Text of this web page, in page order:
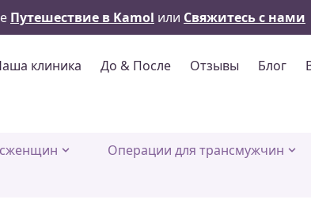
Путешествие в Kamol или Свяжитесь с нами
клиника До & После Отзывы Блог
Операции для трансмужчин